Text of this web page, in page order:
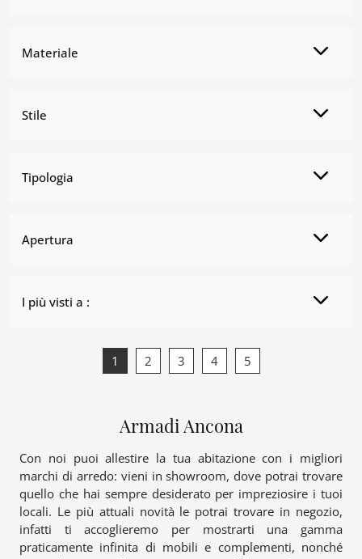
Materiale
Stile
Tipologia
Apertura
I più visti a :
1 2 3 4 5
Armadi Ancona
Con noi puoi allestire la tua abitazione con i migliori
marchi di arredo: vieni in showroom, dove potrai trovare
quello che hai sempre desiderato per impreziosire i tuoi
locali. Le più attuali novità le potrai trovare in negozio,
infatti ti accoglieremo per mostrarti una gamma
praticamente infinita di mobili e complementi, nonché